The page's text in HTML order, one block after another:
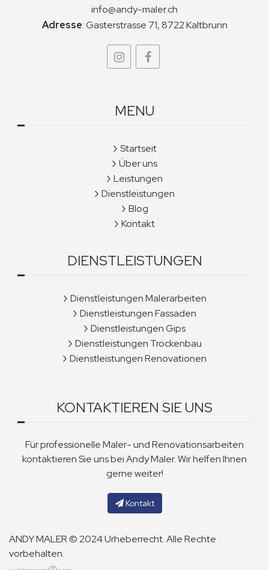
info@andy-maler.ch
Adresse:Gasterstrasse 71, 8722 Kaltbrunn
MENU
Startseit
Über uns
Leistungen
Dienstleistungen
Blog
Kontakt
DIENSTLEISTUNGEN
Dienstleistungen Malerarbeiten
Dienstleistungen Fassaden
Dienstleistungen Gips
Dienstleistungen Trockenbau
Dienstleistungen Renovationen
KONTAKTIEREN SIE UNS
Für professionelle Maler- und Renovationsarbeiten
kontaktieren Sie uns bei Andy Maler. Wir helfen Ihnen
gerne weiter!
Kontakt
ANDY MALER © 2024 Urheberrecht. Alle Rechte
vorbehalten.